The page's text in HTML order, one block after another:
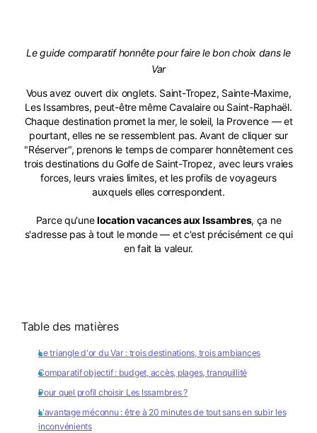
Le guide comparatif honnête pour faire le bon choix dans le
Var
Vous avez ouvert dix onglets. Saint-Tropez, Sainte-Maxime,
Les Issambres, peut-être même Cavalaire ou Saint-Raphaël.
Chaque destination promet la mer, le soleil, la Provence — et
pourtant, elles ne se ressemblent pas. Avant de cliquer sur
"Réserver", prenons le temps de comparer honnêtement ces
trois destinations du Golfe de Saint-Tropez, avec leurs vraies
forces, leurs vraies limites, et les profils de voyageurs
auxquels elles correspondent.
Parce qu'unelocation vacances aux Issambres, ça ne
s'adresse pas à tout le monde — et c'est précisément ce qui
en fait la valeur.
Table des matières
Le triangle d'or du Var : trois destinations, trois ambiances
Comparatif objectif : budget, accès, plages, tranquillité
Pour quel profil choisir Les Issambres ?
L'avantage méconnu : être à 20 minutes de tout sans en subir les
inconvénients